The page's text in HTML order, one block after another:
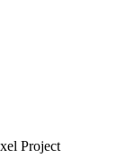
Project